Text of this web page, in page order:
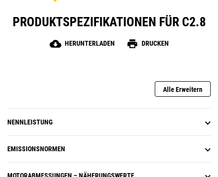
PRODUKTSPEZIFIKATIONEN FÜR C2.8
cloud_download HERUNTERLADEN print DRUCKEN
Alle Erweitern
NENNLEISTUNG
EMISSIONSNORMEN